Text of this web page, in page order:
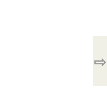
⇨